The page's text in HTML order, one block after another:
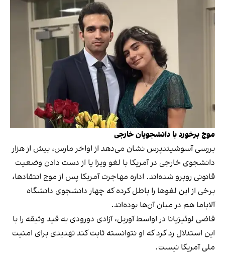
موج برخورد با دانشجویان خارجی
بررسی آسوشیتدپرس نشان می‌دهد از اواخر مارس، بیش از هزار
دانشجوی خارجی در آمریکا با لغو ویزا یا از دست دادن وضعیت
قانونی روبرو شده‌اند. اداره مهاجرت آمریکا پس از موج انتقادها،
برخی از این لغوها را باطل کرده که چهار دانشجوی دانشگاه
آلاباما هم در میان آن‌ها بوده‌اند.
قاضی لوئیزیانا در اواسط آوریل، آزادی دورودی به قید وثیقه را با
این استدلال رد کرد که او نتوانسته ثابت کند تهدیدی برای امنیت
ملی آمریکا نیست.